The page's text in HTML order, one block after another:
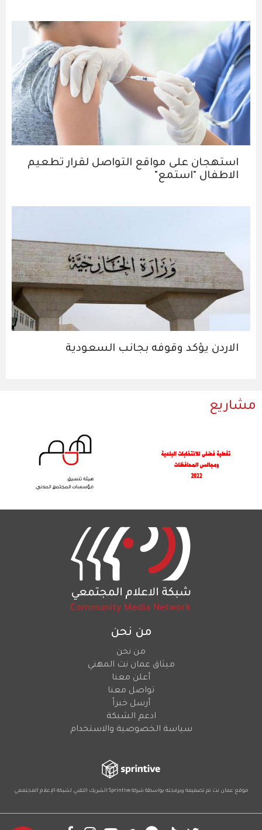
استهجان على مواقع التواصل لقرار تطعيم
الاطفال "استمع"
الاردن يؤكد وقوفه بجانب السعودية
مشاريع
من نحن
من نحن
ميثاق عمان نت المهني
أعلن معنا
تواصل معنا
أرسل خبراً
ادعم الشبكة
سياسة الخصوصية والاستخدام
موقع عمان نت تم تصميمه وبرمجته بواسطة شركةSprintive الشريك التقني لشبكة الإعلام المجتمعي